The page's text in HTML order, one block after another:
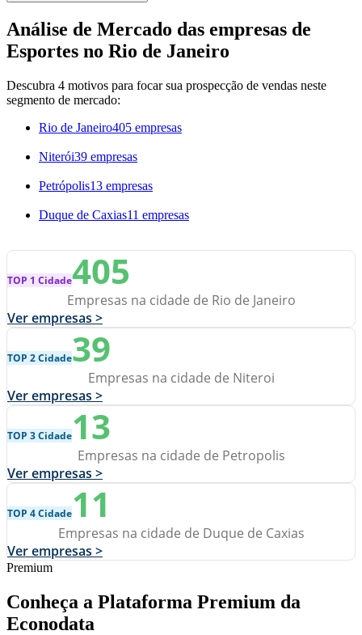
Análise de Mercado das empresas de
Esportes no Rio de Janeiro
Descubra 4 motivos para focar sua prospecção de vendas neste
segmento de mercado:
Rio de Janeiro405 empresas
Niterói39 empresas
Petrópolis13 empresas
Duque de Caxias11 empresas
TOP 1 Cidade405
Empresas na cidade de Rio de Janeiro
Ver empresas >
TOP 2 Cidade39
Empresas na cidade de Niteroi
Ver empresas >
TOP 3 Cidade13
Empresas na cidade de Petropolis
Ver empresas >
TOP 4 Cidade11
Empresas na cidade de Duque de Caxias
Ver empresas >
Premium
Conheça a Plataforma Premium da
Econodata